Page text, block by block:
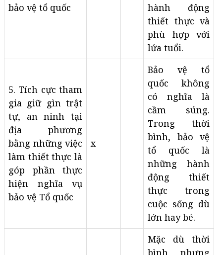
bảo vệ tổ quốc
hành động
thiết thực và
phù hợp với
lứa tuổi.
5. Tích cực tham
gia giữ gìn trật
tự, an ninh tại
địa phương
bằng những việc
làm thiết thực là
góp phần thực
hiện nghĩa vụ
bảo vệ Tổ quốc
x
Bảo vệ tổ
quốc không
có nghĩa là
cầm súng.
Trong thời
bình, bảo vệ
tổ quốc là
những hành
động thiết
thực trong
cuộc sống dù
lớn hay bé.
Mặc dù thời
bình, nhưng